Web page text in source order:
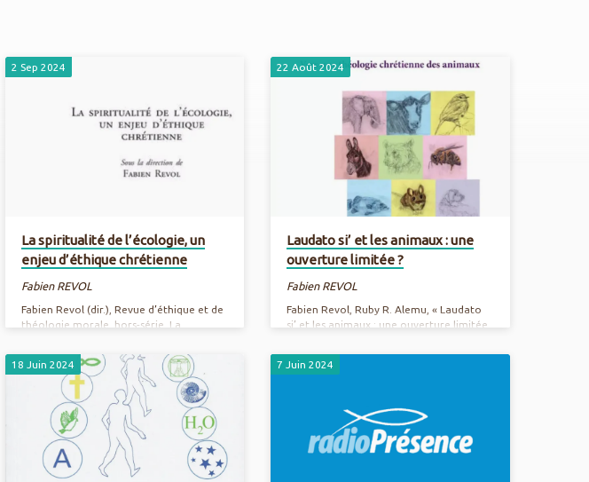
2 Sep 2024
La spiritualité de l’écologie, un
enjeu d’éthique chrétienne
Fabien REVOL
Fabien Revol (dir.), Revue d’éthique et de
théologie morale, hors-série. La
d’éthique chrétienne, Paris, Cerf,
septembre 2024. Résumé Numéro
consacré à la dimension spirituelle de
l’écologie ainsi qu’aux approches
chrétiennes de l’expérience écologique.
Les contributeurs font le lien entre
religion, éthique et questions socio-
environnementales.
https://www.laprocure.com/product/1612671/revue-
22 Août 2024
Laudato si’ et les animaux : une
ouverture limitée ?
Fabien REVOL
Fabien Revol, Ruby R. Alemu, « Laudato
si’ et les animaux : une ouverture limitée
L’église et la cause animale: : Vers une
théologie chrétienne des animaux,
https://www.loyolaparis.fr/publication/leglise-
et-la-cause-animale-vers-une-theologie-
chretienne-des-animaux/ Date de
18 Juin 2024 7 Juin 2024